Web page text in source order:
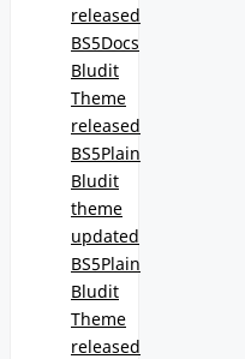
released
BS5Docs
Bludit
Theme
released
BS5Plain
Bludit
theme
updated
BS5Plain
Bludit
Theme
released